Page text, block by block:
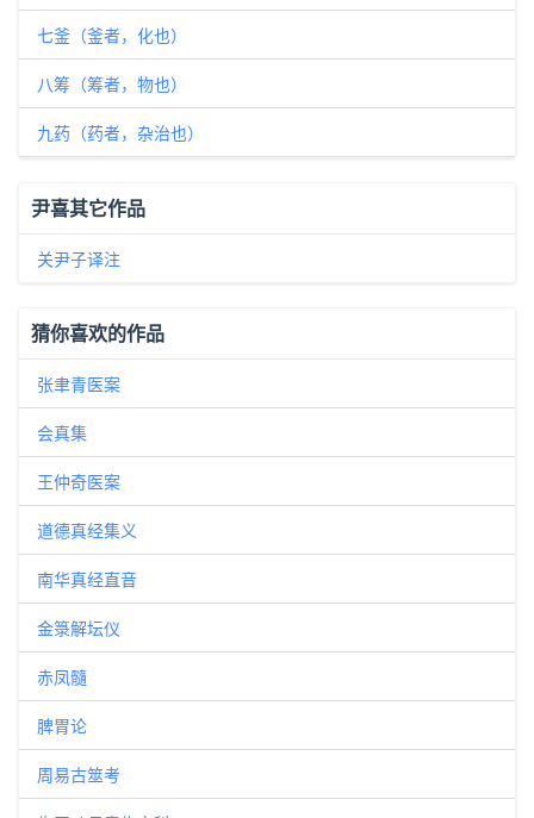
七釜（釜者，化也）
八筹（筹者，物也）
九药（药者，杂治也）
尹喜其它作品
关尹子译注
猜你喜欢的作品
张聿青医案
会真集
王仲奇医案
道德真经集义
南华真经直音
金箓解坛仪
赤凤髓
脾胃论
周易古筮考